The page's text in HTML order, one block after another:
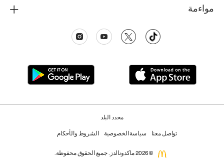
مواءمة
محدد البلد
تواصل معنا سياسة الخصوصية الشروط والأحكام
© 2026 ماكدونالدز. جميع الحقوق محفوظة.